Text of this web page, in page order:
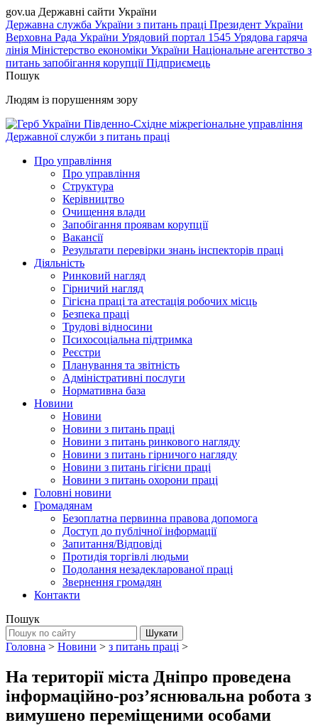
gov.ua Державні сайти України
Державна служба України з питань праці Президент України
Верховна Рада України Урядовий портал 1545 Урядова гаряча
лінія Міністерство економіки України Національне агентство з
питань запобігання корупціїПідприємець
Пошук
Людям із порушенням зору
Південно-Східне міжрегіональне управління
Державної служби з питань праці
Про управління
Про управління
Структура
Керівництво
Очищення влади
Запобігання проявам корупції
Вакансії
Результати перевірки знань інспекторів праці
Діяльність
Ринковий нагляд
Гірничий нагляд
Гігієна праці та атестація робочих місць
Безпека праці
Трудові відносини
Психосоціальна підтримка
Реєстри
Планування та звітність
Адміністративні послуги
Нормативна база
Новини
Новини
Новини з питань праці
Новини з питань ринкового нагляду
Новини з питань гірничого нагляду
Новини з питань гігієни праці
Новини з питань охорони праці
Головні новини
Громадянам
Безоплатна первинна правова допомога
Доступ до публічної інформації
Запитання/Відповіді
Протидія торгівлі людьми
Подолання незадекларованої праці
Звернення громадян
Контакти
Пошук
Головна > Новини > з питань праці >
На території міста Дніпро проведена
інформаційно-роз’яснювальна робота з
вимушено переміщеними особами